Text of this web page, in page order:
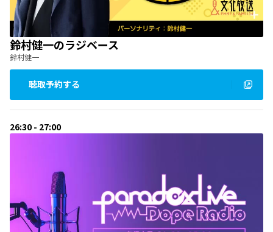
鈴村健一のラジベース
鈴村健一
聴取予約する
26:30 - 27:00